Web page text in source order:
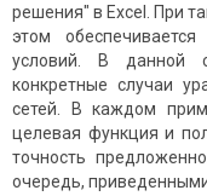
решения" в Excel. При
этом
условий. В данной
конкретные случаи
сетей. В каждом
целевая функция и
точность
очередь,